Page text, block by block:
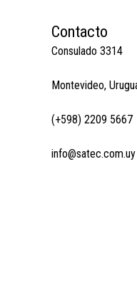
Contacto
Consulado 3314
Montevideo,
(+598) 2209 5667
info@satec.com.uy